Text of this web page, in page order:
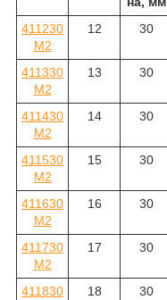
411230
M2
12 30
411330
M2
13 30
411430
M2
14 30
411530
M2
15 30
411630
M2
16 30
411730
M2
17 30
411830
18 30